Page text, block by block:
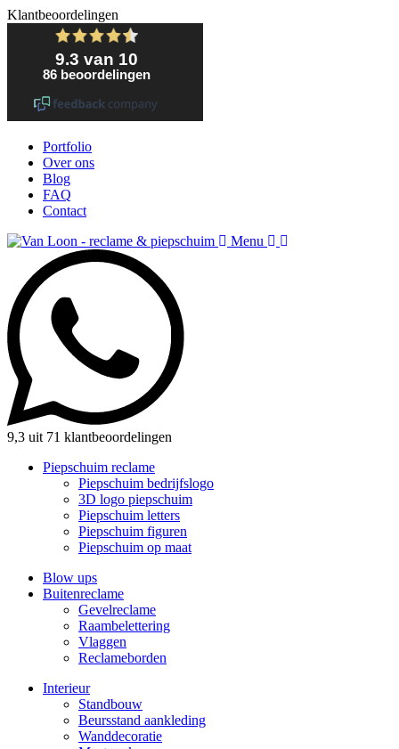
Klantbeoordelingen
Portfolio
Over ons
Blog
FAQ
Contact
Menu
9,3 uit 71 klantbeoordelingen
Piepschuim reclame
Piepschuim bedrijfslogo
3D logo piepschuim
Piepschuim letters
Piepschuim figuren
Piepschuim op maat
Blow ups
Buitenreclame
Gevelreclame
Raambelettering
Vlaggen
Reclameborden
Interieur
Standbouw
Beursstand aankleding
Wanddecoratie